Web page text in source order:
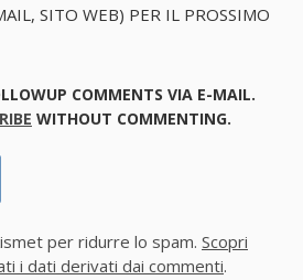
SITO WEB) PER IL PROSSIMO
COMMENTS VIA E-MAIL.
WITHOUT COMMENTING.
per ridurre lo spam. Scopri
i dati derivati dai commenti.